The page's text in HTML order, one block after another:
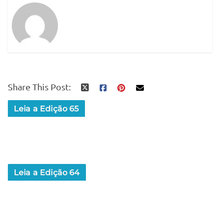
Share This Post:
Leia a Edição 65
Leia a Edição 64